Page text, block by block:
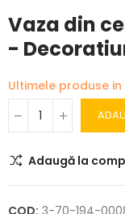
Vaza din
-
Ultimele produse
Adaugă la